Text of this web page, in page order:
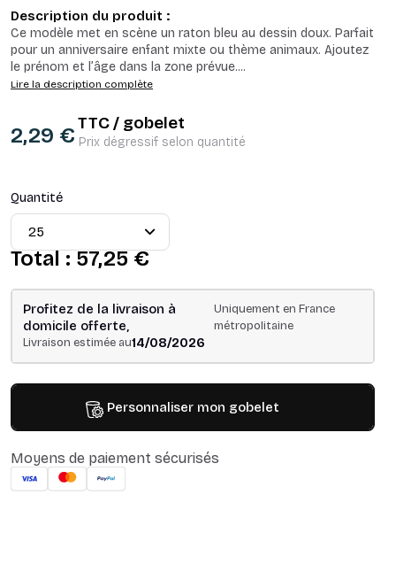
Description du produit :
Ce modèle met en scène un raton bleu au dessin doux. Parfait
pour un anniversaire enfant mixte ou thème animaux. Ajoutez
le prénom et l’âge dans la zone prévue....
Lire la description complète
2,29 €
TTC / gobelet
Prix dégressif selon quantité
Quantité
Total : 57,25 €
Profitez de la livraison à
domicile offerte,
Uniquement en France
métropolitaine
Livraison estimée au14/08/2026
Personnaliser mon gobelet
Moyens de paiement sécurisés